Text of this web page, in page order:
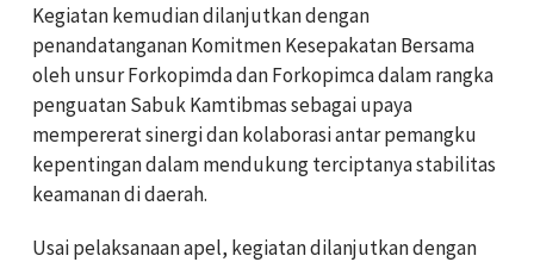
Kegiatan kemudian dilanjutkan dengan
penandatanganan Komitmen Kesepakatan Bersama
oleh unsur Forkopimda dan Forkopimca dalam rangka
penguatan Sabuk Kamtibmas sebagai upaya
mempererat sinergi dan kolaborasi antar pemangku
kepentingan dalam mendukung terciptanya stabilitas
keamanan di daerah.
Usai pelaksanaan apel, kegiatan dilanjutkan dengan